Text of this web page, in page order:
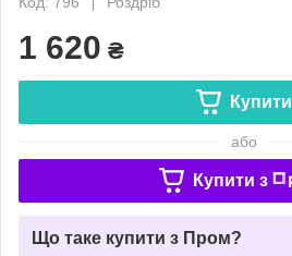
1 620 ₴
Купити
або
Купити з
Що таке купити з Пром?